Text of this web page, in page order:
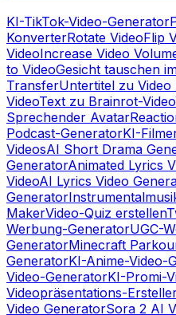
KI-TikTok-Video-Generator
KonverterRotate VideoFlip
VideoIncrease Video
to VideoGesicht tauschen
TransferUntertitel zu
VideoText zu Brainrot-Video
Sprechender Avatar
Podcast-GeneratorKI-
VideosAI Short Drama
GeneratorAnimated Lyrics
VideoAI Lyrics Video
Generator
MakerVideo-Quiz erstellen
Werbung-GeneratorUGC-
GeneratorMinecraft
GeneratorKI-Anime-Video-
Video-GeneratorKI-Promi-
Videopräsentations-
Video GeneratorSora 2 AI